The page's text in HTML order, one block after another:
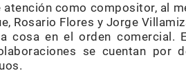
como compositor, al
Rosario Flores y Jorge
cosa en el orden comercial.
se cuentan por